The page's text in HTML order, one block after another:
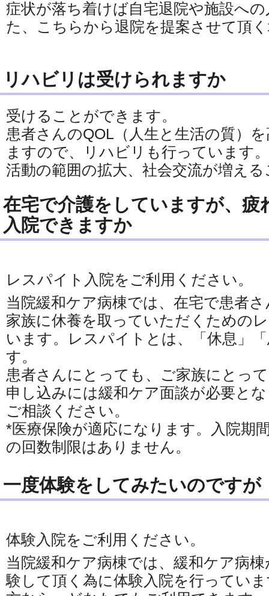
症状が落ち着けば自宅退院や施設へ
た、こちらから退院を提案させて頂
リハビリは受けられますか
受けることができます。
患者さんのQOL（人生と生活の質）
ますので、リハビリも行っています
活動の範囲の拡大、社会交流が増え
在宅で介護をしていますが、疲
入院できますか
レスパイト入院をご利用ください。
当院緩和ケア病棟では、在宅で患者
家族に休養を取っていただくための
います。レスパイトとは、「休息」
す。
患者さんにとっても、ご家族にとっ
申し込みには緩和ケア面談が必要と
ご相談ください。
*医療保険が適応になります。入院期
の回数制限はありません。
一度体験をしてみたいのですが
体験入院をご利用ください。
当院緩和ケア病棟では、緩和ケア病
験して頂く為に体験入院を行ってい